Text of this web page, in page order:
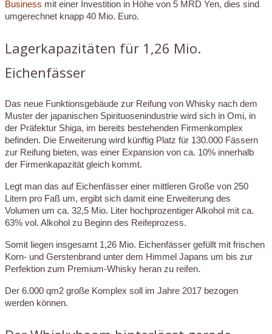
Business mit einer Investition in Höhe von 5 MRD Yen, dies sind
umgerechnet knapp 40 Mio. Euro.
Lagerkapazitäten für 1,26 Mio.
Eichenfässer
Das neue Funktionsgebäude zur Reifung von Whisky nach dem
Muster der japanischen Spirituosenindustrie wird sich in Omi, in
der Präfektur Shiga, im bereits bestehenden Firmenkomplex
befinden. Die Erweiterung wird künftig Platz für 130.000 Fässern
zur Reifung bieten, was einer Expansion von ca. 10% innerhalb
der Firmenkapazität gleich kommt.
Legt man das auf Eichenfässer einer mittleren Große von 250
Litern pro Faß um, ergibt sich damit eine Erweiterung des
Volumen um ca. 32,5 Mio. Liter hochprozentiger Alkohol mit ca.
63% vol. Alkohol zu Beginn des Reifeprozess.
Somit liegen insgesamt 1,26 Mio. Eichenfässer gefüllt mit frischen
Korn- und Gerstenbrand unter dem Himmel Japans um bis zur
Perfektion zum Premium-Whisky heran zu reifen.
Der 6.000 qm2 große Komplex soll im Jahre 2017 bezogen
werden können.